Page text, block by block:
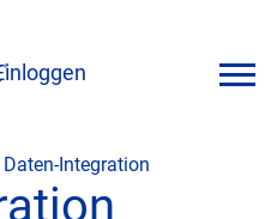
Daten-Integration